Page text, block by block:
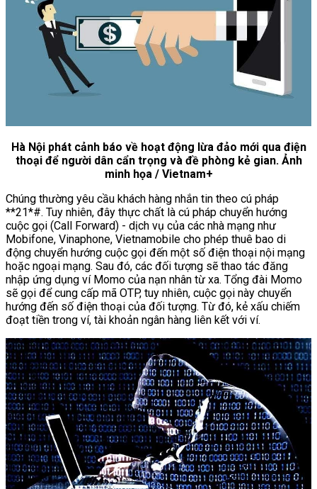
Hà Nội phát cảnh báo về hoạt động lừa đảo mới qua điện
thoại để người dân cẩn trọng và đề phòng kẻ gian. Ảnh
minh họa / Vietnam+
Chúng thường yêu cầu khách hàng nhắn tin theo cú pháp
**21*#. Tuy nhiên, đây thực chất là cú pháp chuyển hướng
cuộc gọi (Call Forward) - dịch vụ của các nhà mạng như
Mobifone, Vinaphone, Vietnamobile cho phép thuê bao di
động chuyển hướng cuộc gọi đến một số điện thoại nội mạng
hoặc ngoại mạng. Sau đó, các đối tượng sẽ thao tác đăng
nhập ứng dụng ví Momo của nạn nhân từ xa. Tổng đài Momo
sẽ gọi để cung cấp mã OTP, tuy nhiên, cuộc gọi này chuyển
hướng đến số điện thoại của đối tượng. Từ đó, kẻ xấu chiếm
đoạt tiền trong ví, tài khoản ngân hàng liên kết với ví.